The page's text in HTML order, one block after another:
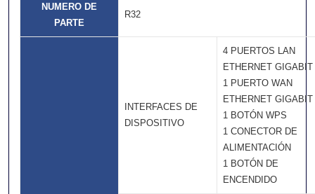
NUMERO DE
PARTE
R32
INTERFACES DE
DISPOSITIVO
4 PUERTOS LAN
ETHERNET GIGABIT
1 PUERTO WAN
ETHERNET GIGABIT
1 BOTÓN WPS
1 CONECTOR DE
ALIMENTACIÓN
1 BOTÓN DE
ENCENDIDO